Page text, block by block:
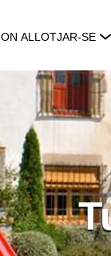
ON ALLOTJAR-SE